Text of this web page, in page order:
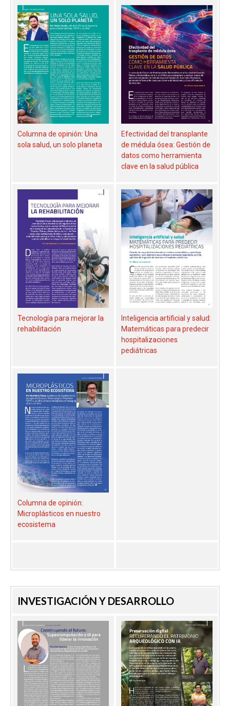
Columna de opinión: Una
sola salud, un solo planeta
Efectividad del transplante
de médula ósea: Gestión de
datos como herramienta
clave en la salud pública
Tecnología para mejorar la
rehabilitación
Inteligencia artificial y salud:
Matemáticas para predecir
hospitalizaciones
pediátricas
Columna de opinión:
Microplásticos en nuestro
ecosistema
INVESTIGACIÓN Y DESARROLLO